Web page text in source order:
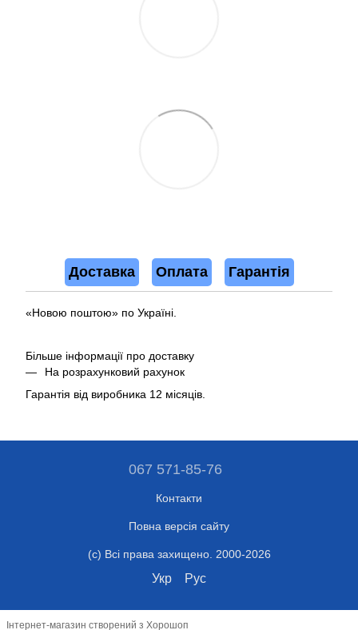
Доставка Оплата Гарантія
«Новою поштою» по Україні.
Більше інформації про доставку
На розрахунковий рахунок
Гарантія від виробника 12 місяців.
067 571-85-76
Контакти
Повна версія сайту
(c) Всі права захищено. 2000-2026
Укр Рус
Інтернет-магазин створений з Хорошоп